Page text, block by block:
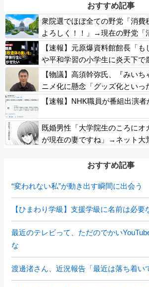
おすすめ記事
衆院選でほぼ全ての野党「消費
よろしく！！」→現在の野党「
ろ！！財源はどうするんだ！！」
【速報】元原爆資料館館長「
や平和学習の小学生に炎天下で
を再現し嗅がせたい」
【物議】高須幹弥氏、『みい
ニメ化に懸念「グッズ化といっ
ぎは控えるべき」
【速報】NHK職員が番組出演
既婚男性「大学院生のころにオ
が現在の妻ですね」→ネット大
おすすめ記事
“変われない私”が動き出す瞬間に出会う
【ひまわり学級】支援学級に名前は必要
最近のテレビって、ただのでかい
な
渡邊渚さん、近況報告「最近は落ち着い